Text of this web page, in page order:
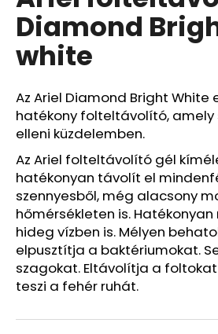
5-
ből
0,0
csillag.
Diamond
white
Az Ariel Diamond Bright White
hatékony folteltávolító,
elleni küzdelemben.
Az Ariel folteltávolító gél
hatékonyan távolít el
szennyesből, még alacsony
hőmérsékleten is.
hideg vízben is. Mélyen
elpusztítja a baktériumokat.
szagokat. Eltávolítja a
teszi a fehér ruhát.